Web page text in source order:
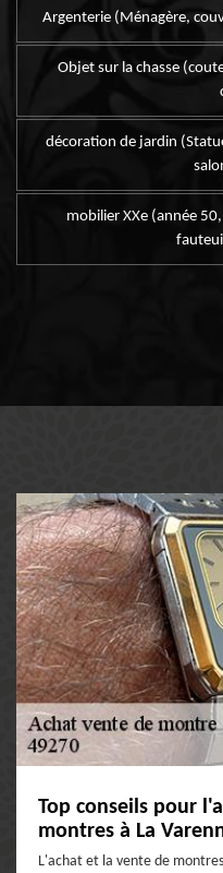
Argenterie (Ménagère,
Objet sur la chasse
décoration de jardin
mobilier XXe (année
Top conseils pour
montres à La
L'achat et la vente de